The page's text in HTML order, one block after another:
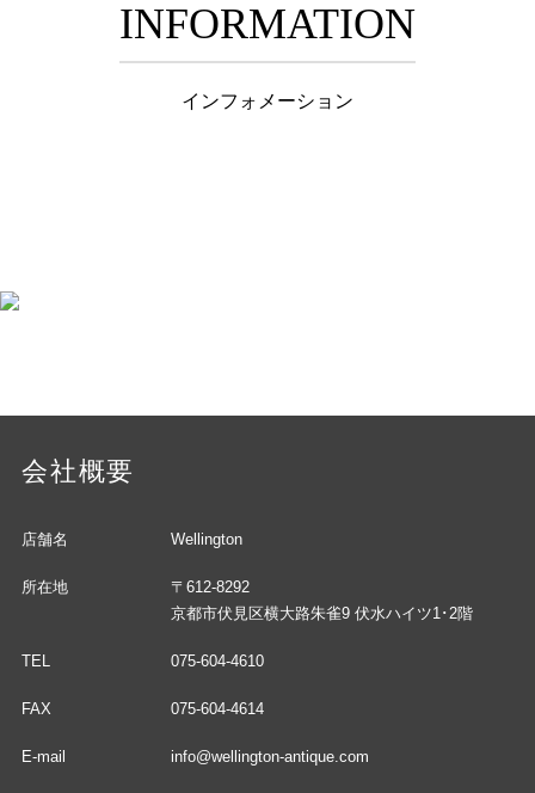
INFORMATION
インフォメーション
会社概要
店舗名 Wellington
所在地
〒612-8292
京都市伏見区横大路朱雀9 伏水ハイツ1･2階
TEL 075-604-4610
FAX 075-604-4614
E-mail info@wellington-antique.com